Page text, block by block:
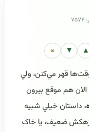
▲
▼
×
قهر مي‌کنن، ولي
الان هم موقع بيرون
، داستان خيلي شبيه
زهکش ضعيف، يا خاک